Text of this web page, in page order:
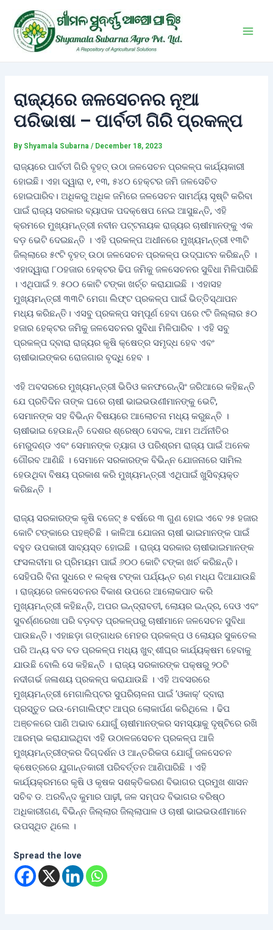
content
ରାଜ୍ୟରେ ଜଳସେଚନର ନୂଆ
ପରିଭାଷା – ପାର୍ବତୀ ଗିରି ପ୍ରକଳ୍ପ
By Shyamala Subarna/ December 18, 2023
ରାଜ୍ୟରେ ପାର୍ବତୀ ଗିରି ବୃହତ୍ ଉଠା ଜଳସେଚନ ପ୍ରକଳ୍ପ କାର୍ଯ୍ୟକାରୀ
ହୋଇଛି। ଏହା ଦ୍ୱାରା ୧, ୧୩, ୫୪୦ ହେକ୍ଟର ଜମି ଜଳସେଚିତ
ହୋଇପାରିବ। ଅଧିକରୁ ଅଧିକ ଜମିରେ ଜଳସେଚନ ସାମର୍ଥ୍ୟ ସୃଷ୍ଟି କରିବା
ପାଇଁ ରାଜ୍ୟ ସରକାର ବ୍ୟାପକ ପଦକ୍ଷେପ ନେଇ ଆସୁଛନ୍ତି, ଏହି
କ୍ରମରେ ମୁଖ୍ୟମନ୍ତ୍ରୀ ନବୀନ ପଟ୍ଟନାୟକ ରାଜ୍ୟର ଚାଷୀମାନଙ୍କୁ ଏକ
ବଡ଼ ଭେଟି ଦେଇଛନ୍ତି । ଏହି ପ୍ରକଳ୍ପ ଅଧୀନରେ ମୁଖ୍ୟମନ୍ତ୍ରୀ ୧୩ଟି
ଜିଲ୍ଲାରେ ୫୯ଟି ବୃହତ୍ ଉଠା ଜଳସେଚନ ପ୍ରକଳ୍ପ ଉଦ୍‌ଘାଟନ କରିଛନ୍ତି ।
ଏହାଦ୍ୱାରା ୮୦ହଜାର ହେକ୍ଟର ଢିପ ଜମିକୁ ଜଳସେଚନର ସୁବିଧା ମିଳିପାରିଛି
। ଏଥିପାଇଁ ୨. ୫୦୦ କୋଟି ଟଙ୍କା ଖର୍ଚ୍ଚ କରାଯାଇଛି । ଏହାସହ
ମୁଖ୍ୟମନ୍ତ୍ରୀ ୩୩ଟି ମେଗା ଲିଫ୍ଟ ପ୍ରକଳ୍ପ ପାଇଁ ଭିତ୍ତିସ୍ଥାପନ
ମଧ୍ୟ କରିଛନ୍ତି। ଏସବୁ ପ୍ରକଳ୍ପ ସମ୍ପୂର୍ଣ ହେବା ପରେ ୯ଟି ଜିଲ୍ଲାର ୫୦
ହଜାର ହେକ୍ଟର ଜମିକୁ ଜଳସେଚନର ସୁବିଧା ମିଳିପାରିବ । ଏହି ସବୁ
ପ୍ରକଳ୍ପ ଦ୍ବାରା ରାଜ୍ୟର କୃଷି କ୍ଷେତ୍ର ସମୃଦ୍ଧ ହେବ ଏବଂ
ଚାଷୀଭାଇଙ୍କର ରୋଜଗାର ବୃଦ୍ଧି ହେବ ।
ଏହି ଅବସରରେ ମୁଖ୍ୟମନ୍ତ୍ରୀ ଭିଡିଓ କନଫରେନ୍‌ସିଂ ଜରିଆରେ କହିଛନ୍ତି
ଯେ ପ୍ରତିଦିନ ତାଙ୍କ ଘରେ ଚାଷୀ ଭାଇଭଉଣୀମାନଙ୍କୁ ଭେଟି,
ସେମାନଙ୍କ ସ‌ହ ବିଭିନ୍ନ ବିଷୟରେ ଆଲୋଚନା ମଧ୍ୟ କରୁଛନ୍ତି ।
ଚାଷୀଭାଇ ହେଉଛନ୍ତି ଦେଶର ଶ୍ରେଷ୍ଠ ସେବକ, ଆମ ଅର୍ଥନୀତିର
ମେରୁଦଣ୍ଡ ଏବଂ ସେମାନଙ୍କ ତ୍ୟାଗ ଓ ପରିଶ୍ରମ ରାଜ୍ୟ ପାଇଁ ଅନେକ
ଗୌରବ ଆଣିଛି । ସେମାନେ ସରକାରଙ୍କ ବିଭିନ୍ନ ଯୋଜନାରେ ସାମିଲ
ହେଉଥିବା ବିଷୟ ପ୍ରକାଶ କରି ମୁଖ୍ୟମନ୍ତ୍ରୀ ଏଥିପାଇଁ ଖୁସିବ୍ୟକ୍ତ
କରିଛନ୍ତି ।
ରାଜ୍ୟ ସରକାରଙ୍କ କୃଷି ବଜେଟ୍ ୫ ବର୍ଷରେ ୩ ଗୁଣ ହୋଇ ଏବେ ୨୫ ହଜାର
କୋଟି ଟଙ୍କାରେ ପହଞ୍ଚିଛି । କାଳିଆ ଯୋଜନା ଚାଷୀ ଭାଇମାନଙ୍କ ପାଇଁ
ବହୁତ ଉପକାରୀ ସାବ୍ୟସ୍ତ ହୋଇଛି । ରାଜ୍ୟ ସରକାର ଚାଷୀଭାଇମାନଙ୍କ
ଫସଲବୀମା ର ପ୍ରିମୟମ ପାଇଁ ୬୦୦ କୋଟି ଟଙ୍କା ଖର୍ଚ କରିଛନ୍ତି।
ସେହିପରି ବିନା ସୁଧରେ ୧ ଲକ୍ଷ ଟଙ୍କା ପର୍ଯ୍ୟନ୍ତ ଋଣ ମଧ୍ଯ ଦିଆଯାଉଛି
। ରାଜ୍ୟରେ ଜଳସେଚନର ବିକାଶ ଉପରେ ଆଲୋକପାତ କରି
ମୁଖ୍ୟମନ୍ତ୍ରୀ କହିଛନ୍ତି, ଅପର ଇନ୍ଦ୍ରାବତୀ, ଲୋୟର ଇନ୍ଦ୍ର, ଦେଓ ଏବଂ
ସୁବର୍ଣ୍ଣରେଖା ପରି ବଡ଼ବଡ଼ ପ୍ରକଳ୍ପରୁ ଚାଷୀମାନେ ଜଳସେଚନ ସୁବିଧା
ପାଉଛନ୍ତି। ଏହାଛଡ଼ା ଗଙ୍ଗାଧର ମେହର ପ୍ରକଳ୍ପ ଓ ଲୋୟର ସୁକତେଲ
ପରି ଅନ୍ୟ ବଡ ବଡ ପ୍ରକଳ୍ପ ମଧ୍ୟ ଖୁବ୍ ଶୀଘ୍ର କାର୍ଯ୍ୟକ୍ଷମ ହେବାକୁ
ଯାଉଛି ବୋଲି ସେ କହିଛନ୍ତି । ରାଜ୍ୟ ସରକାରଙ୍କ ପକ୍ଷରୁ ୨୦ଟି
ନଦୀଗର୍ଭ ଜଳାଶୟ ପ୍ରକଳ୍ପ କରାଯାଉଛି । ଏହି ଅବସରରେ
ମୁଖ୍ୟମନ୍ତ୍ରୀ ମେଗାଲିପ୍ଟର ସୁପରିଚାଳନା ପାଇଁ ‘ଓକାକ୍’ ଦ୍ବାରା
ପ୍ରସ୍ତୁତ ଇଉ-ମେଗାଲିଫ୍ଟ ଆପ୍‌ର ଲୋକାର୍ପଣ କରିଥିଲେ । ଢିପ
ଅଞ୍ଚଳରେ ପାଣି ଅଭାବ ଯୋଗୁଁ ଚାଷୀମାନଙ୍କର ସମସ୍ୟାକୁ ଦୃଷ୍ଟିରେ ରଖି
ଆରମ୍ଭ କରାଯାଇଥିବା ଏହି ଉଠାଳଜସେଚନ ପ୍ରକଳ୍ପ ଆଜି
ମୁଖ୍ୟମନ୍ତ୍ରୀଙ୍କର ଦିଗ୍‌ଦର୍ଶନ ଓ ଆନ୍ତରିକତା ଯୋଗୁଁ ଜଳସେଚନ
କ୍ଷେତ୍ରରେ ଯୁଗାନ୍ତକାରୀ ପରିବର୍ତ୍ତନ ଆଣିପାରିଛି । ଏହି
କାର୍ଯ୍ୟକ୍ରମରେ କୃଷି ଓ କୃଷକ ସଶକ୍ତିକରଣ ବିଭାଗର ପ୍ରମୁଖ ଶାସନ
ସଚିବ ଡ. ଅରବିନ୍ଦ କୁମାର ପାଢ଼ୀ, ଜଳ ସମ୍ପଦ ବିଭାଗର ବରିଷ୍ଠ
ଅଧିକାରୀଗଣ, ବିଭିନ୍ନ ଜିଲ୍ଲାର ଜିଲ୍ଲାପାଳ ଓ ଚାଷୀ ଭାଇଭଉଣୀମାନେ
ଉପସ୍ଥିତ ଥିଲେ ।
Spread the love
navigation